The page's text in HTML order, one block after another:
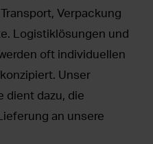
Verpackung
Logistiklösungen und
oft individuellen
Unser
dient dazu, die
an unsere